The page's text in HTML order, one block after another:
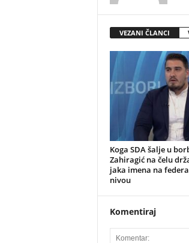
VEZANI ČLANCI
​Koga SDA šalje u
Zahiragić na čelu
jaka imena na
nivou
Komentiraj